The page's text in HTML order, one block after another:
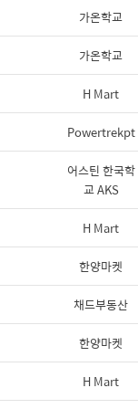
가온학교
가온학교
H Mart
Powertrekpt
어스틴 한국학
교 AKS
H Mart
한양마켓
채드부동산
한양마켓
H Mart